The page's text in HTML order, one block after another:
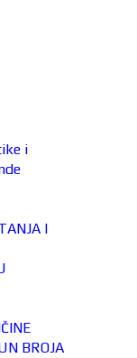
i
I
BROJA